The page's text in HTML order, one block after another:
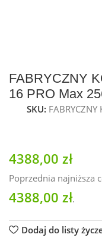
FABRYCZNY
16 PRO Max
SKU:
4388,00zł
Poprzednia najniższa
4388,00zł.
Dodaj do listy